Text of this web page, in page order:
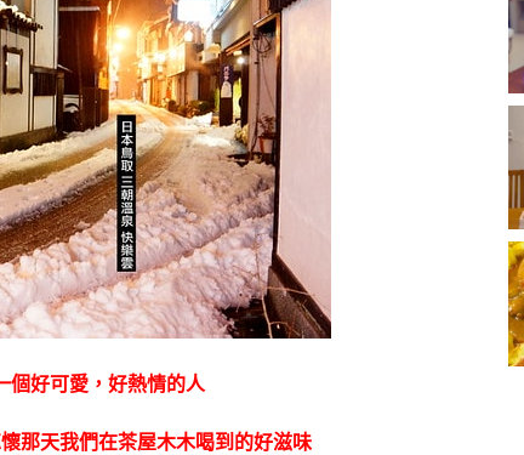
個好可愛，好熱情的人
那天我們在茶屋木木喝到的好滋味